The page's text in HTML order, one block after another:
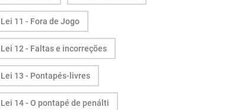
Lei 11 - Fora de Jogo
Lei 12 - Faltas e incorreções
Lei 13 - Pontapés-livres
Lei 14 - O pontapé de penálti